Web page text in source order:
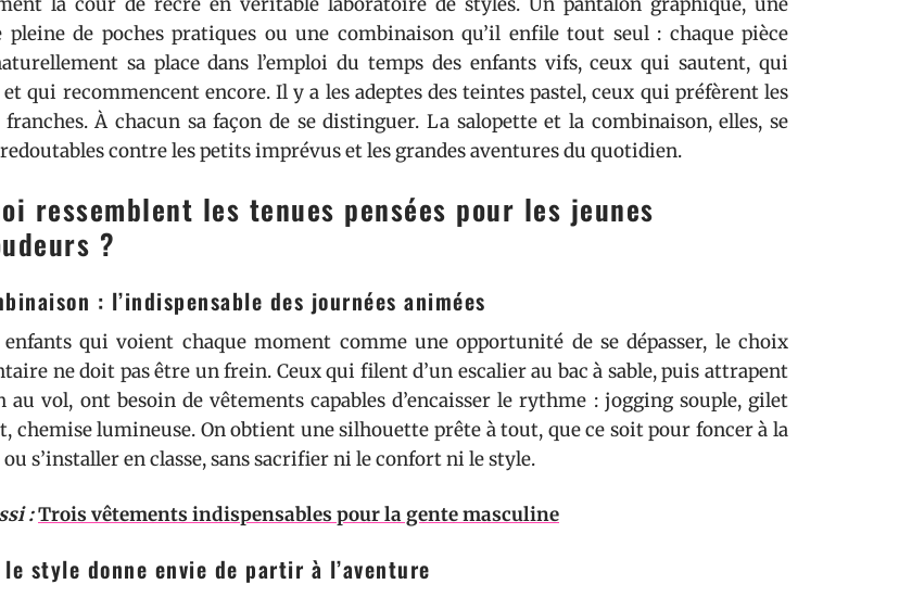
pleine de poches pratiques ou une combinaison qu’il enfile tout seul : chaque pièce
sa place dans l’emploi du temps des enfants vifs, ceux qui sautent, qui
qui recommencent encore. Il y a les adeptes des teintes pastel, ceux qui préfèrent les
À chacun sa façon de se distinguer. La salopette et la combinaison, elles, se
contre les petits imprévus et les grandes aventures du quotidien.
ressemblent les tenues pensées pour les jeunes
?
: l’indispensable des journées animées
qui voient chaque moment comme une opportunité de se dépasser, le choix
ne doit pas être un frein. Ceux qui filent d’un escalier au bac à sable, puis attrapent
au vol, ont besoin de vêtements capables d’encaisser le rythme : jogging souple, gilet
chemise lumineuse. On obtient une silhouette prête à tout, que ce soit pour foncer à la
s’installer en classe, sans sacrifier ni le confort ni le style.
:Trois vêtements indispensables pour la gente masculine
le style donne envie de partir à l’aventure